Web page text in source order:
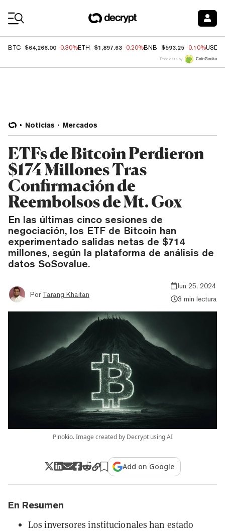
BTC $64,266.00 -0.30%ETH $1,897.63 -0.20%BNB $593.25 -0.10%USDC
Price data by
Noticias Mercados
ETFs de Bitcoin Perdieron
$174 Millones Tras
Confirmación de
Reembolsos de Mt. Gox
En las últimas cinco sesiones de
negociación, los ETF de Bitcoin han
experimentado salidas netas de $714
millones, según la plataforma de análisis de
datos SoSovalue.
Por Tarang Khaitan
Jun 25, 2024
3 min lectura
Pinokio. Image created by Decrypt using AI
Add on Google
En Resumen
Los inversores institucionales han estado